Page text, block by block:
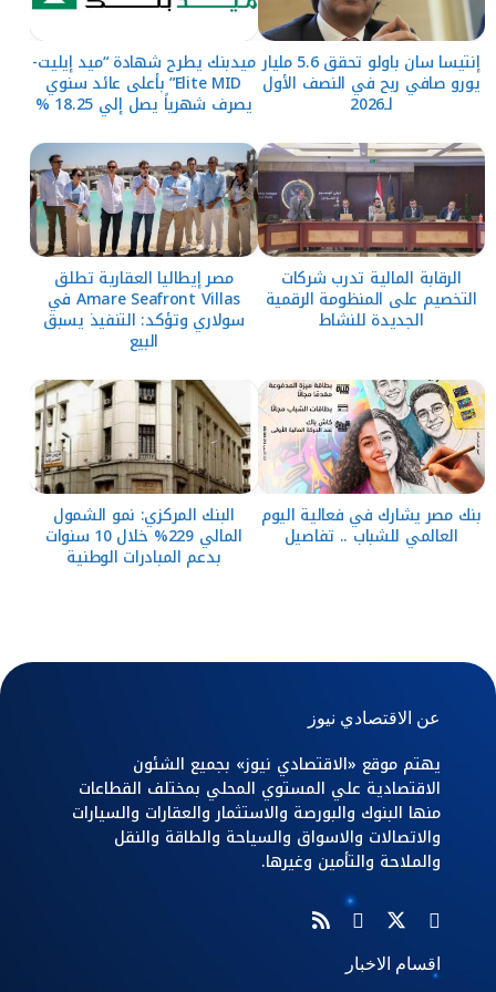
إنتيسا سان باولو تحقق 5.6 مليار
يورو صافي ربح في النصف الأول
لـ2026
ميدبنك يطرح شهادة “ميد إيليت-
Elite MID” بأعلى عائد سنوي
يصرف شهرياً يصل إلي 18.25 %
الرقابة المالية تدرب شركات
التخصيم على المنظومة الرقمية
الجديدة للنشاط
مصر إيطاليا العقارية تطلق
Amare Seafront Villas في
سولاري وتؤكد: التنفيذ يسبق
البيع
بنك مصر يشارك في فعالية اليوم
العالمي للشباب .. تفاصيل
البنك المركزي: نمو الشمول
المالي 229% خلال 10 سنوات
بدعم المبادرات الوطنية
عن الاقتصادي نيوز
يهتم موقع «الاقتصادي نيوز» بجميع الشئون
الاقتصادية علي المستوي المحلي بمختلف القطاعات
منها البنوك والبورصة والاستثمار والعقارات والسيارات
والاتصالات والاسواق والسياحة والطاقة والنقل
والملاحة والتأمين وغيرها.
اقسام الاخبار